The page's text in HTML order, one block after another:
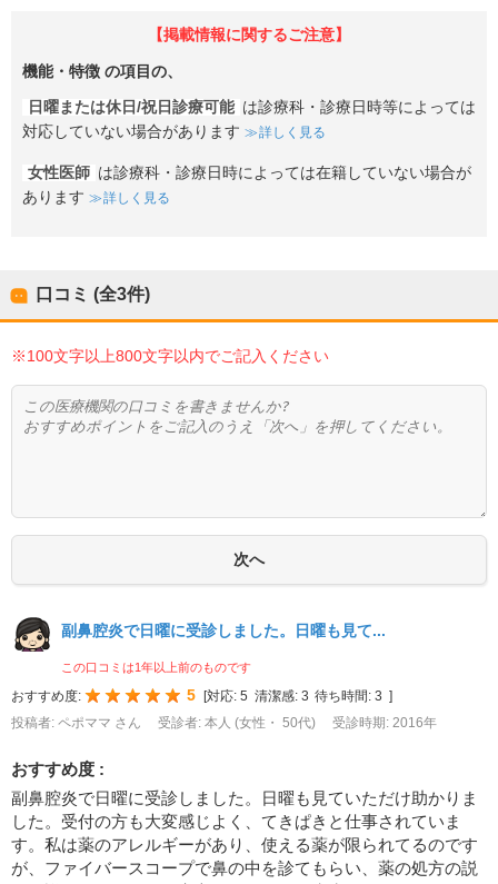
【掲載情報に関するご注意】
機能・特徴 の項目の、
日曜または休日/祝日診療可能 は診療科・診療日時等によっては
対応していない場合があります
詳しく見る
女性医師 は診療科・診療日時によっては在籍していない場合が
あります
詳しく見る
口コミ (全3件)
※100文字以上800文字以内でご記入ください
副鼻腔炎で日曜に受診しました。日曜も見て...
この口コミは1年以上前のものです
おすすめ度: 5 [対応: 5 清潔感: 3 待ち時間: 3 ]
投稿者: ペポママ さん
受診者: 本人 (女性・ 50代) 受診時期: 2016年
おすすめ度 :
副鼻腔炎で日曜に受診しました。日曜も見ていただけ助かりま
した。受付の方も大変感じよく、てきぱきと仕事されていま
す。私は薬のアレルギーがあり、使える薬が限られてるのです
が、ファイバースコープで鼻の中を診てもらい、薬の処方の説